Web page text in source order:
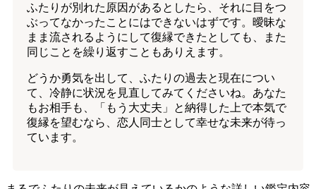
ふたりが別れた原因があるとしたら、それに目をつ
ぶってなかったことにはできないはずです。曖昧な
まま流されるようにして復縁できたとしても、また
同じことを繰り返すこともありえます。
どうか勇気を出して、ふたりの過去と現在につい
て、冷静に状況を見直してみてくださいね。あなた
もお相手も、「もう大丈夫」と納得した上で本気で
復縁を望むなら、恋人同士として幸せな未来が待っ
ています。